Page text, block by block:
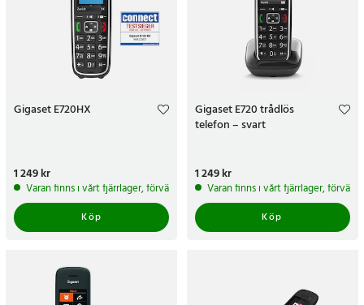
Gigaset E720HX
Pris:1 249 kr
1 249 kr
Varan finns i vårt fjärrlager, förväntas skickas inom 5-7 arbetsdagar
Köp
Gigaset E720 trådlös
telefon – svart
Pris:1 249 kr
1 249 kr
Varan finns i vårt fjärrlager,
Köp